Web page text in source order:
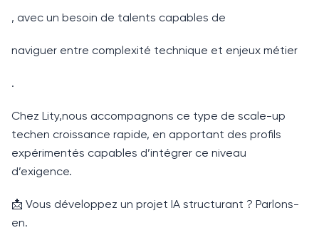
, avec un besoin de talents capables de
naviguer entre complexité technique et enjeux métier
.
Chez Lity,nous accompagnons ce type de scale-up
techen croissance rapide, en apportant des profils
expérimentés capables d’intégrer ce niveau
d’exigence.
📩 Vous développez un projet IA structurant ? Parlons-
en.